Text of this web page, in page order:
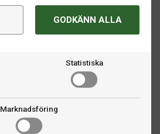
GODKÄNN ALLA
Statistiska
Marknadsföring